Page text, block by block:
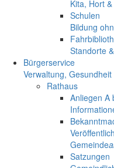
Kita, Hort
Schulen
Bildung
Standorte
Bürgerservice
Verwaltung, Gesundheit
Rathaus
Anliegen A
Gemeinde
Satzungen